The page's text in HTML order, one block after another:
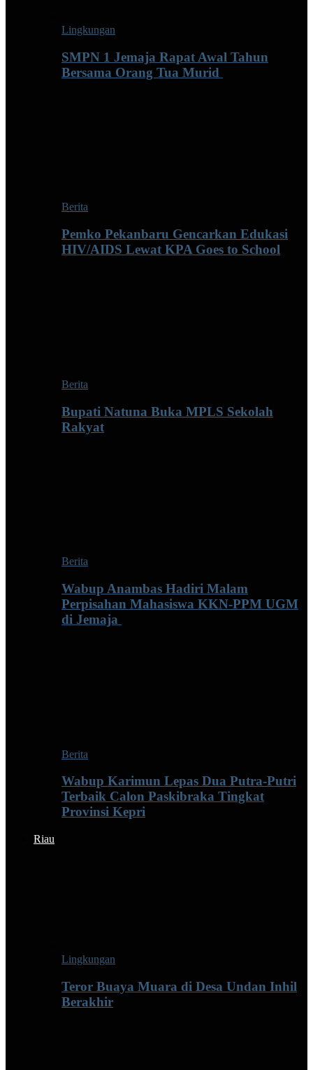
Lingkungan
SMPN 1 Jemaja Rapat Awal Tahun
Bersama Orang Tua Murid ‎
Berita
Pemko Pekanbaru Gencarkan Edukasi
HIV/AIDS Lewat KPA Goes to School
Berita
Bupati Natuna Buka MPLS Sekolah
Rakyat
Berita
Wabup Anambas Hadiri Malam
Perpisahan Mahasiswa KKN-PPM UGM
di Jemaja ‎
Berita
Wabup Karimun Lepas Dua Putra-Putri
Terbaik Calon Paskibraka Tingkat
Provinsi Kepri
Riau
Lingkungan
Teror Buaya Muara di Desa Undan Inhil
Berakhir